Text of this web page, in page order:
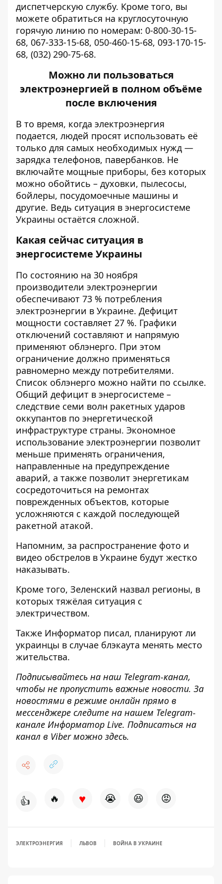
диспетчерскую службу. Кроме того, вы
можете обратиться на круглосуточную
горячую линию по номерам: 0-800-30-15-
68, 067-333-15-68, 050-460-15-68, 093-170-15-
68, (032) 290-75-68.
Можно ли пользоваться
электроэнергией в полном объёме
после включения
В то время, когда электроэнергия
подается, людей просят использовать её
только для самых необходимых нужд —
зарядка телефонов, павербанков. Не
включайте мощные приборы, без которых
можно обойтись – духовки, пылесосы,
бойлеры, посудомоечные машины и
другие. Ведь ситуация в энергосистеме
Украины остаётся сложной.
Какая сейчас ситуация в
энергосистеме Украины
По состоянию на 30 ноября
производители электроэнергии
обеспечивают 73 % потребления
электроэнергии в Украине. Дефицит
мощности составляет 27 %. Графики
отключений составляют и напрямую
применяют облэнерго. При этом
ограничение должно применяться
равномерно между потребителями.
Список облэнерго можно найти по ссылке.
Общий дефицит в энергосистеме –
следствие семи волн ракетных ударов
оккупантов по энергетической
инфраструктуре страны. Экономное
использование электроэнергии позволит
меньше применять ограничения,
направленные на предупреждение
аварий, а также позволит энергетикам
сосредоточиться на ремонтах
поврежденных объектов, которые
усложняются с каждой последующей
ракетной атакой.
Напомним, за распространение фото и
видео обстрелов в Украине будут жестко
наказывать.
Кроме того, Зеленский назвал регионы, в
которых тяжёлая ситуация с
электричеством.
Также Информатор писал, планируют ли
украинцы в случае блэкаута менять место
жительства.
Подписывайтесь на наш Telegram-канал,
чтобы не пропустить важные новости. За
новостями в режиме онлайн прямо в
мессенджере следите на нашем Telegram-
канале Информатор Live. Подписаться на
канал в Viber можно здесь.
👍 🔥 ♥ 😭 😆 😡
ЭЛЕКТРОЭНЕРГИЯ ЛЬВОВ ВОЙНА В УКРАИНЕ